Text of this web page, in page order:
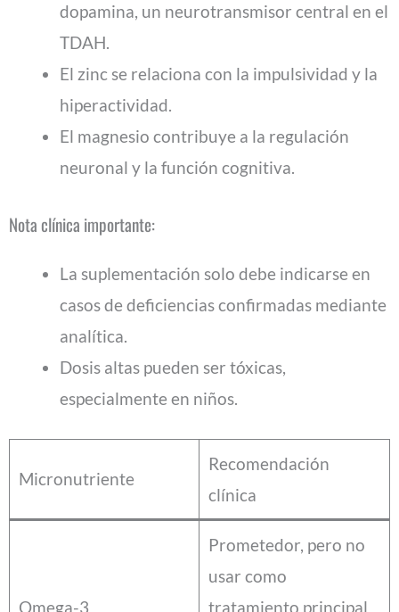
dopamina, un neurotransmisor central en el
TDAH.
El zinc se relaciona con la impulsividad y la
hiperactividad.
El magnesio contribuye a la regulación
neuronal y la función cognitiva.
Nota clínica importante:
La suplementación solo debe indicarse en
casos de deficiencias confirmadas mediante
analítica.
Dosis altas pueden ser tóxicas,
especialmente en niños.
Micronutriente
Recomendación
clínica
Omega-3
Prometedor, pero no
usar como
tratamiento principal